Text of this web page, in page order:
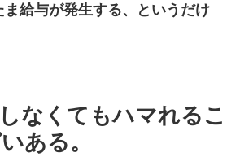
ま給与が発生する、というだけ
なくてもハマれるこ
ある。